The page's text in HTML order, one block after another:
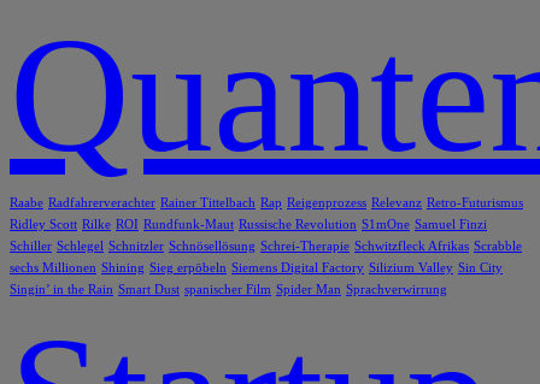
Raabe Radfahrerverachter Rainer Tittelbach Rap Reigenprozess Relevanz Retro-Futurismus
Ridley Scott Rilke ROI Rundfunk-Maut Russische Revolution S1mOne Samuel Finzi
Schiller Schlegel Schnitzler Schnösellösung Schrei-Therapie Schwitzfleck Afrikas Scrabble
sechs Millionen Shining Sieg erpöbeln Siemens Digital Factory Silizium Valley Sin City
Singin’ in the Rain Smart Dust spanischer Film Spider Man Sprachverwirrung